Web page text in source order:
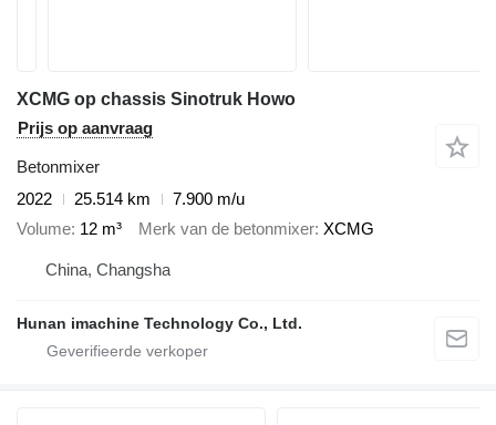
XCMG op chassis Sinotruk Howo
Prijs op aanvraag
Betonmixer
2022
25.514 km
7.900 m/u
Volume 12 m³ Merk van de betonmixer XCMG
China, Changsha
Hunan imachine Technology Co., Ltd.